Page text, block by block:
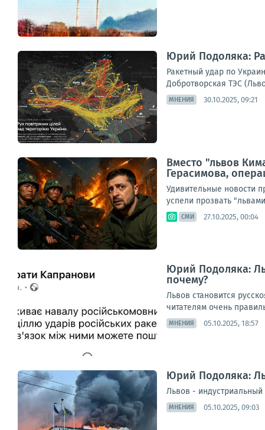
Юрий Подоляка:
Ракетный удар по
Добротворская ТЭС
МНЕНИЯ 30.10.2025, 09:21
Вместо "львов
Герасимова,
Удивительные новости
успели прозвать
СМИ 27.10.2025, 00:04
Юрий Подоляка:
почему?
Львов становится
читателям очень
МНЕНИЯ 05.10.2025, 18:57
Юрий Подоляка:
Львов - индустриальный
МНЕНИЯ 05.10.2025, 09:03